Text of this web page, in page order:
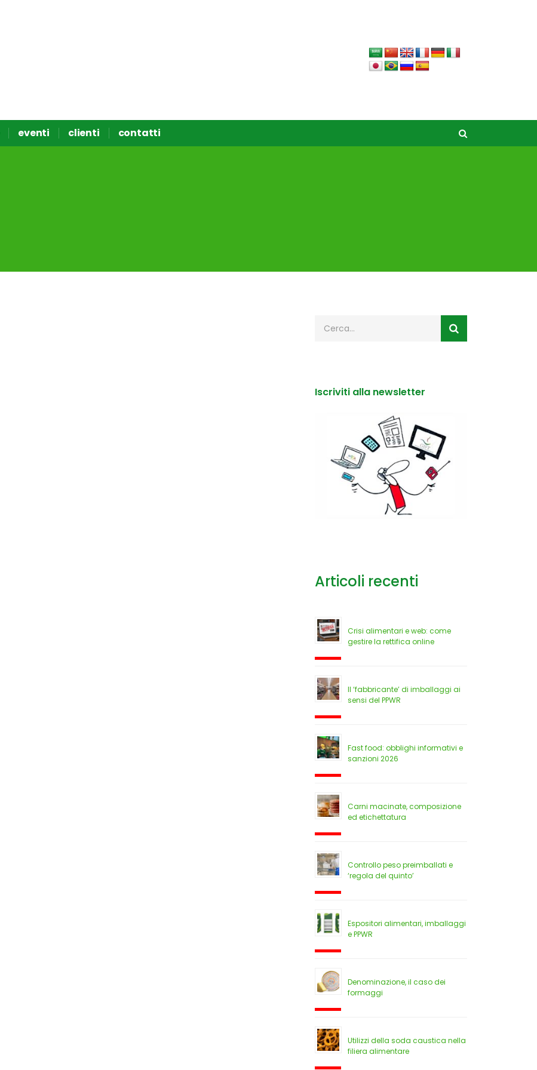
eventi clienti contatti
Iscriviti alla newsletter
Articoli recenti
Crisi alimentari e web: come
gestire la rettifica online
Il ‘fabbricante’ di imballaggi ai
sensi del PPWR
Fast food: obblighi informativi e
sanzioni 2026
Carni macinate, composizione
ed etichettatura
Controllo peso preimballati e
‘regola del quinto’
Espositori alimentari, imballaggi
e PPWR
Denominazione, il caso dei
formaggi
Utilizzi della soda caustica nella
filiera alimentare